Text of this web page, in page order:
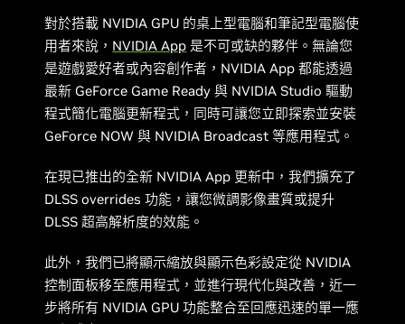
對於搭載 NVIDIA GPU 的桌上型電腦和筆記型電腦使
用者來說， NVIDIA App 是不可或缺的夥伴。無論您
是遊戲愛好者或內容創作者，NVIDIA App 都能透過
最新 GeForce Game Ready 與 NVIDIA Studio 驅動
程式簡化電腦更新程式，同時可讓您立即探索並安裝
GeForce NOW 與 NVIDIA Broadcast 等應用程式。
在現已推出的全新 NVIDIA App 更新中，我們擴充了
DLSS overrides 功能，讓您微調影像畫質或提升
DLSS 超高解析度的效能。
此外，我們已將顯示縮放與顯示色彩設定從 NVIDIA
控制面板移至應用程式，並進行現代化與改善，近一
步將所有 NVIDIA GPU 功能整合至回應迅速的單一應